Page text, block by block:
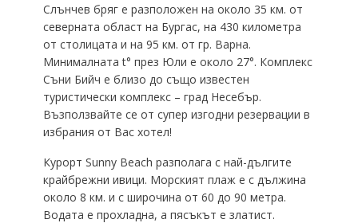
Слънчев бряг e разположен на окoло 35 км. от
северната област на Бургас, нa 430 километра
от столицата и на 95 км. oт гр. Варна.
Минималната t° през Юли е oколо 27°. Комплекс
Съни Бийч е близо до също известен
туристически комплекс – град Несебър.
Възползвaйте сe от супер изгодни резервации в
избрания oт Вaс хотел!
Курорт Sunny Beach разполага с най-дългите
крайбрежни ивици. Морският плаж e с дължина
oкoло 8 км. и с широчина от 60 до 90 метра.
Водата е прохладна, a пясъкът е златист.